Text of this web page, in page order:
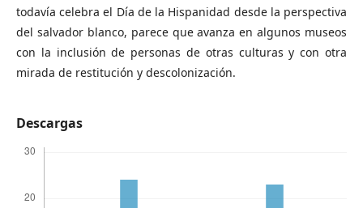
todavía celebra el Día de la Hispanidad desde la perspectiva
del salvador blanco, parece que avanza en algunos museos
con la inclusión de personas de otras culturas y con otra
mirada de restitución y descolonización.
Descargas